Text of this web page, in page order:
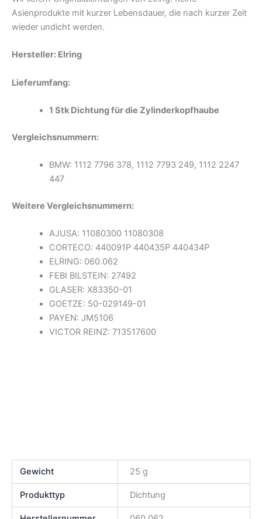
Asienprodukte mit kurzer Lebensdauer, die nach kurzer Zeit
wieder undicht werden.
Hersteller: Elring
Lieferumfang:
1 Stk Dichtung für die Zylinderkopfhaube
Vergleichsnummern:
BMW: 1112 7796 378, 1112 7793 249, 1112 2247
447
Weitere Vergleichsnummern:
AJUSA: 11080300 11080308
CORTECO: 440091P 440435P 440434P
ELRING: 060.062
FEBI BILSTEIN: 27492
GLASER: X83350-01
GOETZE: 50-029149-01
PAYEN: JM5106
VICTOR REINZ: 713517600
Gewicht 25 g
Produkttyp Dichtung